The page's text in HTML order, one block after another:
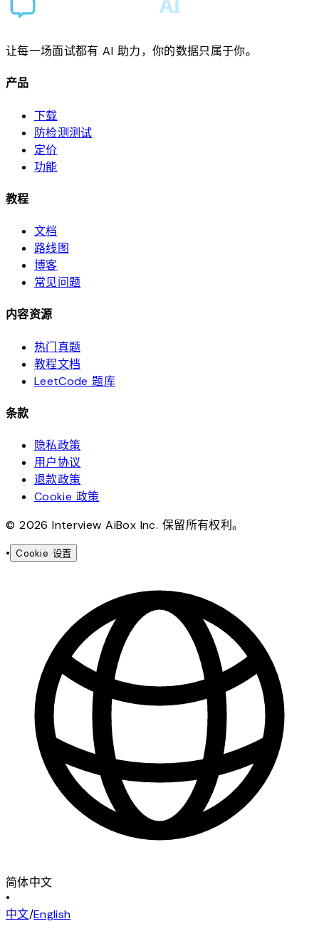
让每一场面试都有 AI 助力，你的数据只属于你。
产品
下载
防检测测试
定价
功能
教程
文档
路线图
博客
常见问题
内容资源
热门真题
教程文档
LeetCode 题库
条款
隐私政策
用户协议
退款政策
Cookie 政策
© 2026 Interview AiBox Inc. 保留所有权利。
• Cookie 设置
简体中文
•
中文/English